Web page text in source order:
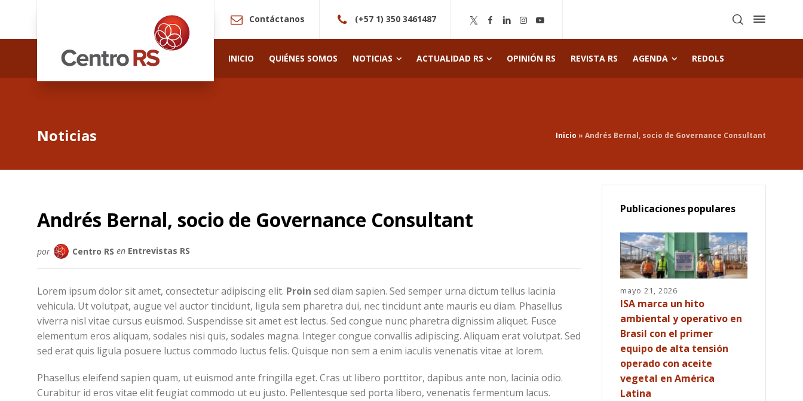
Contáctanos (+57 1) 350 3461487
INICIO QUIÉNES SOMOS NOTICIAS ACTUALIDAD RS OPINIÓN RS REVISTA RS AGENDA REDOLS
Noticias Inicio » Andrés Bernal, socio de Governance Consultant
Andrés Bernal, socio de Governance Consultant
por Centro RS en Entrevistas RS
Lorem ipsum dolor sit amet, consectetur adipiscing elit. Proin sed diam sapien. Sed semper urna dictum tellus lacinia
vehicula. Ut volutpat, augue vel auctor tincidunt, ligula sem pharetra dui, nec tincidunt ante mauris eu diam. Phasellus
viverra nisl vitae cursus euismod. Suspendisse sit amet est lectus. Sed congue nunc pharetra dignissim aliquet. Fusce
elementum eros aliquam, sodales nisi quis, sodales magna. Integer congue convallis adipiscing. Aliquam erat volutpat. Sed
sed erat quis ligula posuere luctus commodo luctus felis. Quisque non sem a enim iaculis venenatis vitae at lorem.
Phasellus eleifend sapien quam, ut euismod ante fringilla eget. Cras ut libero porttitor, dapibus ante non, lacinia odio.
Curabitur id eros vitae elit feugiat commodo ut eu justo. Pellentesque sed porta libero, venenatis fermentum lacus.
Publicaciones populares
mayo 21, 2026
ISA marca un hito
ambiental y operativo en
Brasil con el primer
equipo de alta tensión
operado con aceite
vegetal en América
Latina